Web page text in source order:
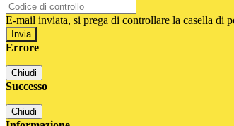
E-mail inviata, si prega di controllare la casella di
Errore
Chiudi
Successo
Chiudi